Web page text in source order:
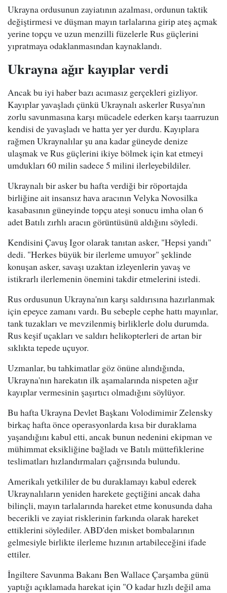
Ukrayna ordusunun zayiatının azalması, ordunun taktik
değiştirmesi ve düşman mayın tarlalarına girip ateş açmak
yerine topçu ve uzun menzilli füzelerle Rus güçlerini
yıpratmaya odaklanmasından kaynaklandı.
Ukrayna ağır kayıplar verdi
Ancak bu iyi haber bazı acımasız gerçekleri gizliyor.
Kayıplar yavaşladı çünkü Ukraynalı askerler Rusya'nın
zorlu savunmasına karşı mücadele ederken karşı taarruzun
kendisi de yavaşladı ve hatta yer yer durdu. Kayıplara
rağmen Ukraynalılar şu ana kadar güneyde denize
ulaşmak ve Rus güçlerini ikiye bölmek için kat etmeyi
umdukları 60 milin sadece 5 milini ilerleyebildiler.
Ukraynalı bir asker bu hafta verdiği bir röportajda
birliğine ait insansız hava aracının Velyka Novosilka
kasabasının güneyinde topçu ateşi sonucu imha olan 6
adet Batılı zırhlı aracın görüntüsünü aldığını söyledi.
Kendisini Çavuş Igor olarak tanıtan asker, "Hepsi yandı"
dedi. "Herkes büyük bir ilerleme umuyor" şeklinde
konuşan asker, savaşı uzaktan izleyenlerin yavaş ve
istikrarlı ilerlemenin önemini takdir etmelerini istedi.
Rus ordusunun Ukrayna'nın karşı saldırısına hazırlanmak
için epeyce zamanı vardı. Bu sebeple cephe hattı mayınlar,
tank tuzakları ve mevzilenmiş birliklerle dolu durumda.
Rus keşif uçakları ve saldırı helikopterleri de artan bir
sıklıkta tepede uçuyor.
Uzmanlar, bu tahkimatlar göz önüne alındığında,
Ukrayna'nın harekatın ilk aşamalarında nispeten ağır
kayıplar vermesinin şaşırtıcı olmadığını söylüyor.
Bu hafta Ukrayna Devlet Başkanı Volodimimir Zelensky
birkaç hafta önce operasyonlarda kısa bir duraklama
yaşandığını kabul etti, ancak bunun nedenini ekipman ve
mühimmat eksikliğine bağladı ve Batılı müttefiklerine
teslimatları hızlandırmaları çağrısında bulundu.
Amerikalı yetkililer de bu duraklamayı kabul ederek
Ukraynalıların yeniden harekete geçtiğini ancak daha
bilinçli, mayın tarlalarında hareket etme konusunda daha
becerikli ve zayiat risklerinin farkında olarak hareket
ettiklerini söylediler. ABD'den misket bombalarının
gelmesiyle birlikte ilerleme hızının artabileceğini ifade
ettiler.
İngiltere Savunma Bakanı Ben Wallace Çarşamba günü
yaptığı açıklamada harekat için "O kadar hızlı değil ama